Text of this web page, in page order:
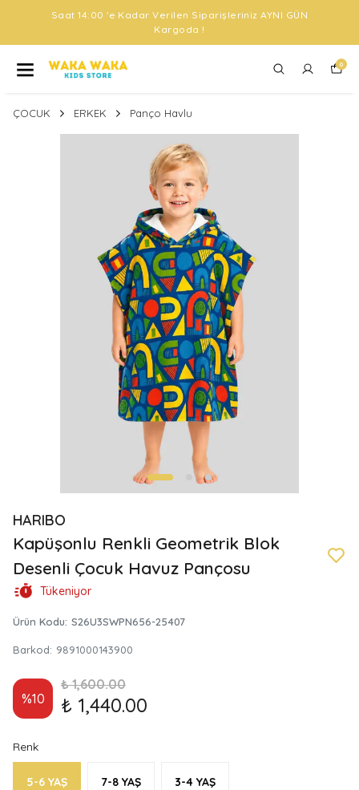
Saat 14:00 'e Kadar Verilen Siparişleriniz AYNI GÜN
Kargoda !
0
ÇOCUK ERKEK Panço Havlu
HARIBO
Kapüşonlu Renkli Geometrik Blok
Desenli Çocuk Havuz Pançosu
Tükeniyor
Ürün Kodu: S26U3SWPN656-25407
Barkod: 9891000143900
%10
₺ 1,600.00
₺ 1,440.00
Renk
5-6 YAŞ 7-8 YAŞ 3-4 YAŞ